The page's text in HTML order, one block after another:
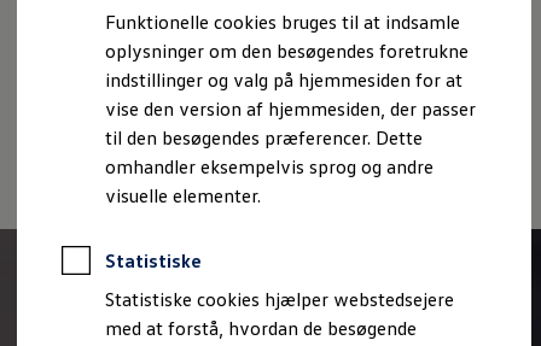
Funktionelle cookies bruges til at indsamle
oplysninger om den besøgendes foretrukne
indstillinger og valg på hjemmesiden for at
vise den version af hjemmesiden, der passer
til den besøgendes præferencer. Dette
omhandler eksempelvis sprog og andre
visuelle elementer.
Statistiske
Statistiske cookies hjælper webstedsejere
med at forstå, hvordan de besøgende
Bestil et tilbud
Brugte biler
Pendlerleasing
Budgetberegner
Firmabil
Vejen til en ny Volkswagen
Online Privatleasing
Finansiering og forsikring
Volkswagen Forsikring
Volkswagen Finansiering
Ejere og services
Book tid på værkstedet
Service
Serviceabonnementer
Service 5+
Volkswagen AG (Kolofon og juridiske tekster)
Oplysninger om tilgængelighed
EU Data Act
Volkswagen Databeskyttelsesportal